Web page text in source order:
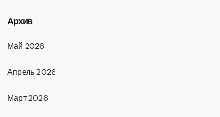
Архив
Май 2026
Апрель 2026
Март 2026